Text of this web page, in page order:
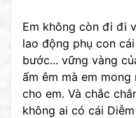
Em không còn đi đi
lao động phụ con
bước... vững vàng
ấm êm mà em
cho em. Và chắc
không ai có cái